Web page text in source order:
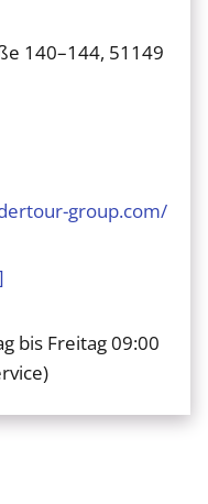
140–144, 51149
group.com/
bis Freitag 09:00